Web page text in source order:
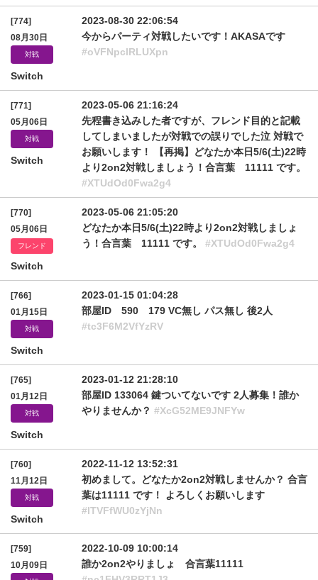
[774]
08月30日
対戦
Switch
2023-08-30 22:06:54
今からパーティ対戦したいです！AKASAです
#oVFNpclRLUXpn
[771]
05月06日
対戦
Switch
2023-05-06 21:16:24
先程書き込みした者ですが、フレンド目的と記載
してしまいましたが対戦での誤りでした泣 対戦で
お願いします！ 【再掲】どなたか本日5/6(土)22時
より2on2対戦しましょう！合言葉 11111 です。
#XTUdOd0Fwa2g4
[770]
05月06日
フレンド
Switch
2023-05-06 21:05:20
どなたか本日5/6(土)22時より2on2対戦しましょ
う！合言葉 11111 です。 #XTUdOd0Fwa2g4
[766]
01月15日
対戦
Switch
2023-01-15 01:04:28
部屋ID 590 179 VC無し パス無し 後2人
#tc3F6M2VfYzRV
[765]
01月12日
対戦
Switch
2023-01-12 21:28:10
部屋ID 133064 鍵ついてないです 2人募集！誰か
やりませんか？ #XcG52ME9JNFYw
[760]
11月12日
対戦
Switch
2022-11-12 13:52:31
初めまして。どなたか2on2対戦しませんか？ 合言
葉は11111 です！ よろしくお願いします
#lTVFfWU0zYjNn
[759]
10月09日
2022-10-09 10:00:14
誰か2on2やりましょ 合言葉11111